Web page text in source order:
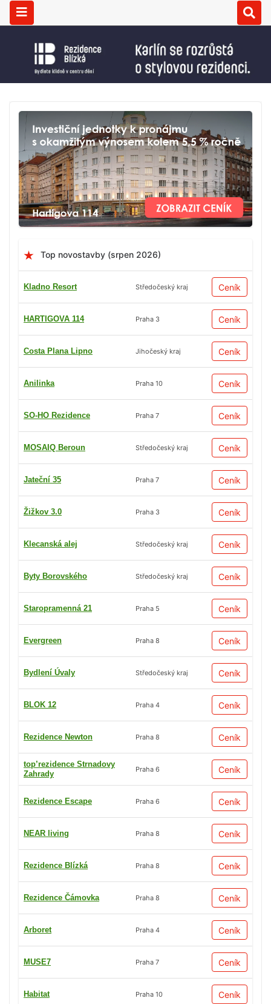
Top novostavby (srpen 2026)
Kladno Resort Středočeský kraj Ceník
HARTIGOVA 114 Praha 3 Ceník
Costa Plana Lipno Jihočeský kraj Ceník
Anilinka Praha 10 Ceník
SO-HO Rezidence Praha 7 Ceník
MOSAIQ Beroun Středočeský kraj Ceník
Jateční 35 Praha 7 Ceník
Žižkov 3.0 Praha 3 Ceník
Klecanská alej Středočeský kraj Ceník
Byty Borovského Středočeský kraj Ceník
Staropramenná 21 Praha 5 Ceník
Evergreen Praha 8 Ceník
Bydlení Úvaly Středočeský kraj Ceník
BLOK 12 Praha 4 Ceník
Rezidence Newton Praha 8 Ceník
top’rezidence Strnadovy
Zahrady
Praha 6 Ceník
Rezidence Escape Praha 6 Ceník
NEAR living Praha 8 Ceník
Rezidence Blízká Praha 8 Ceník
Rezidence Čámovka Praha 8 Ceník
Arboret Praha 4 Ceník
MUSE7 Praha 7 Ceník
Habitat Praha 10 Ceník